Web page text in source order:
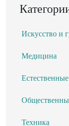
Искусство и
Медицина
Техника